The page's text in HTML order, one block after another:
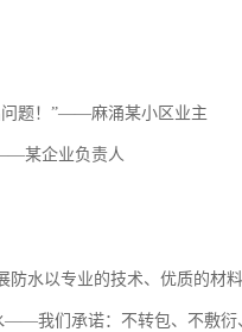
问题！”——麻涌某小区业主
某企业负责人
水以专业的技术、优质的材
我们承诺：不转包、不敷衍